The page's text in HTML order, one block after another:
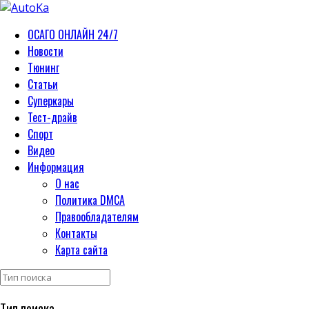
ОСАГО ОНЛАЙН 24/7
Новости
Тюнинг
Статьи
Суперкары
Тест-драйв
Спорт
Видео
Информация
О нас
Политика DMCA
Правообладателям
Контакты
Карта сайта